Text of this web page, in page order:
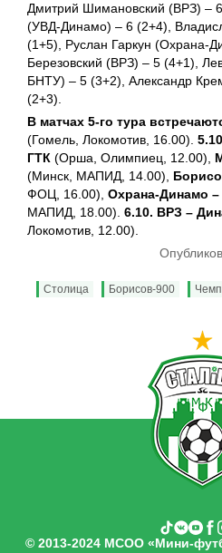
Дмитрий Шимановский (ВРЗ) –
(УВД-Динамо) – 6 (2+4),
(1+5), Руслан Гаркун (Охрана-
Березовский (ВРЗ) – 5 (4+1),
БНТУ) – 5 (3+2), Александр
(2+3).
В матчах 5-го тура
(Гомель, Локомотив, 16.00).
ГТК (Орша, Олимпиец, 12.00),
(Минск, МАПИД, 14.00),
ФОЦ, 16.00), Охрана-Динамо
МАПИД, 18.00). 6.10. ВРЗ –
Локомотив, 12.00).
Столица Борисов-900
© 2013-2024 МСОО «Мини-